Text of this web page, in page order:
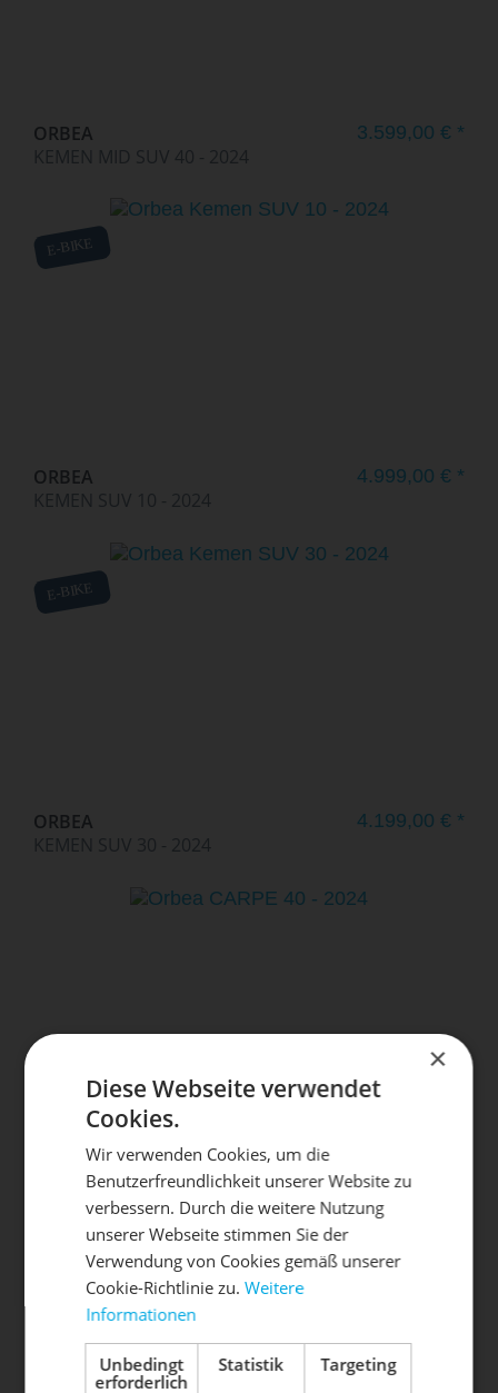
ORBEA
KEMEN MID SUV 40 - 2024
3.599,00 € *
E-BIKE
ORBEA
KEMEN SUV 10 - 2024
4.999,00 € *
E-BIKE
ORBEA
KEMEN SUV 30 - 2024
4.199,00 € *
ORBEA
CARPE 40 - 2024
X
DIE SONNE LACHT, DEIN
RAD ERWACHT
Mach dein Bike frühlingsfit - gönn
ihm den Service, den es verdient!
×
Diese Webseite verwendet
Cookies.
Wir verwenden Cookies, um die
Benutzerfreundlichkeit unserer Website zu
verbessern. Durch die weitere Nutzung
unserer Webseite stimmen Sie der
Verwendung von Cookies gemäß unserer
Cookie-Richtlinie zu.Weitere
Informationen
Unbedingt
erforderlich
Statistik Targeting